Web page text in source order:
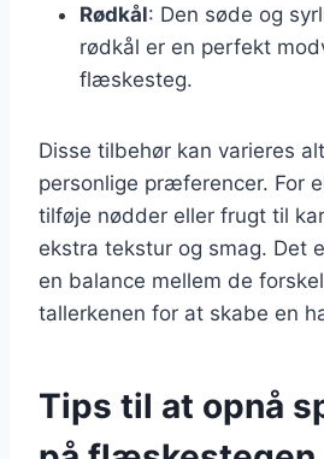
Rødkål: Den søde og
rødkål er en perfekt
flæskesteg.
Disse tilbehør kan varieres
personlige præferencer. For
tilføje nødder eller frugt til
ekstra tekstur og smag. Det
en balance mellem de
tallerkenen for at skabe en
Tips til at opnå